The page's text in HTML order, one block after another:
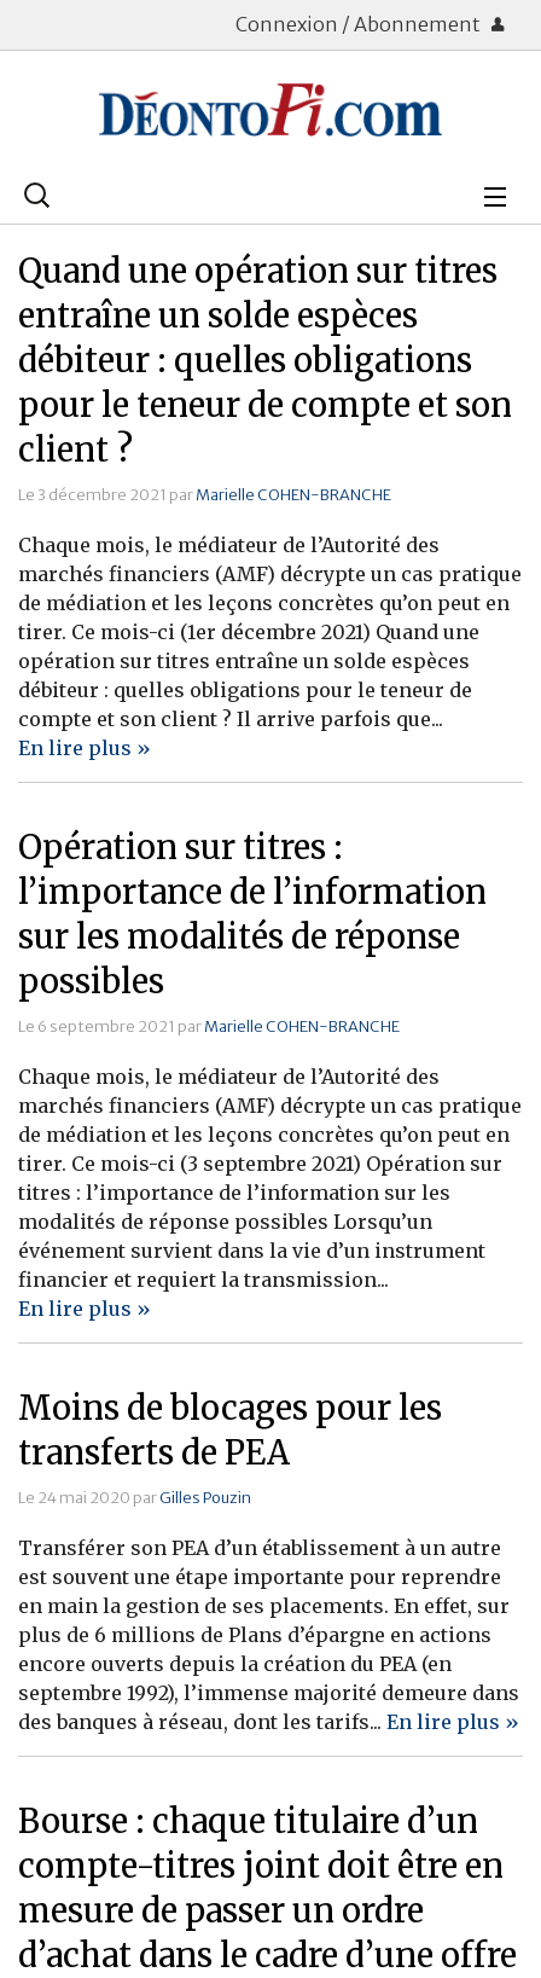
Connexion / Abonnement
Rechercher
Bourse
Placements
Assurance Vie
Patrimoine
Banque
Quand une opération sur titres
entraîne un solde espèces
débiteur : quelles obligations
pour le teneur de compte et son
client ?
Le 3 décembre 2021 parMarielle COHEN-BRANCHE
Chaque mois, le médiateur de l’Autorité des
marchés financiers (AMF) décrypte un cas pratique
de médiation et les leçons concrètes qu’on peut en
tirer. Ce mois-ci (1er décembre 2021) Quand une
opération sur titres entraîne un solde espèces
débiteur : quelles obligations pour le teneur de
compte et son client ? Il arrive parfois que...
En lire plus »
Opération sur titres :
l’importance de l’information
sur les modalités de réponse
possibles
Le 6 septembre 2021 parMarielle COHEN-BRANCHE
Chaque mois, le médiateur de l’Autorité des
marchés financiers (AMF) décrypte un cas pratique
de médiation et les leçons concrètes qu’on peut en
tirer. Ce mois-ci (3 septembre 2021) Opération sur
titres : l’importance de l’information sur les
modalités de réponse possibles Lorsqu’un
événement survient dans la vie d’un instrument
financier et requiert la transmission...
En lire plus »
Moins de blocages pour les
transferts de PEA
Le 24 mai 2020 parGilles Pouzin
Transférer son PEA d’un établissement à un autre
est souvent une étape importante pour reprendre
en main la gestion de ses placements. En effet, sur
plus de 6 millions de Plans d’épargne en actions
encore ouverts depuis la création du PEA (en
septembre 1992), l’immense majorité demeure dans
des banques à réseau, dont les tarifs... En lire plus »
Bourse : chaque titulaire d’un
compte-titres joint doit être en
mesure de passer un ordre
d’achat dans le cadre d’une offre